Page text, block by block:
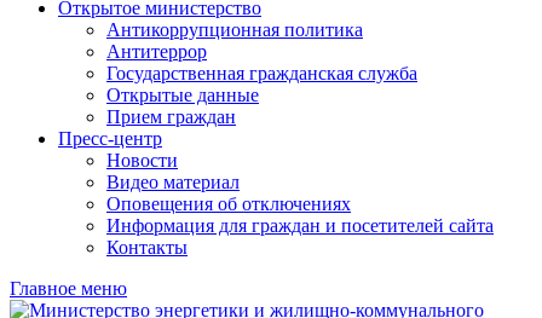
Открытое министерство
Антикоррупционная политика
Антитеррор
Государственная гражданская служба
Открытые данные
Прием граждан
Пресс-центр
Новости
Видео материал
Оповещения об отключениях
Информация для граждан и посетителей сайта
Контакты
Главное меню